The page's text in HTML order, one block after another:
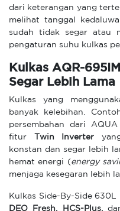
dari keterangan yang
melihat tanggal
sudah tidak segar atau
pengaturan suhu kulkas
Kulkas AQR-
Segar Lebih Lama
Kulkas yang
banyak kelebihan.
persembahan dari
fitur
Twin Inverter
konstan dan segar lebih
hemat energi (energy
menjaga kesegaran lebih
Kulkas Side-By-Side
DEO Fresh, HCS-Plus,